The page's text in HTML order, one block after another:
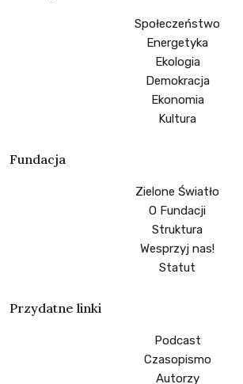
Społeczeństwo
Energetyka
Ekologia
Demokracja
Ekonomia
Kultura
Fundacja
Zielone Światło
O Fundacji
Struktura
Wesprzyj nas!
Statut
Przydatne linki
Podcast
Czasopismo
Autorzy